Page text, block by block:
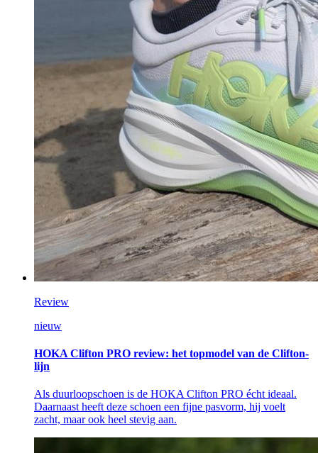
Review
nieuw
HOKA Clifton PRO review: het topmodel van de Clifton-
lijn
Als duurloopschoen is de HOKA Clifton PRO écht ideaal.
Daarnaast heeft deze schoen een fijne pasvorm, hij voelt
zacht, maar ook heel stevig aan.